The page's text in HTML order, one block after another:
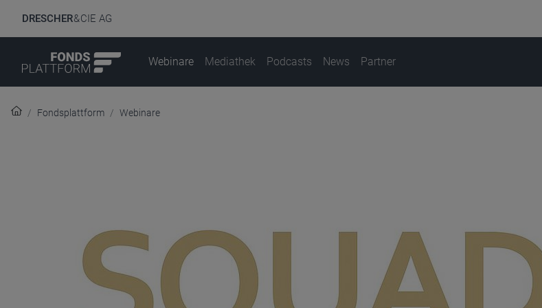
DRESCHER& CIE AG
Webinare Mediathek Podcasts News Partner
Fondsplattform Webinare